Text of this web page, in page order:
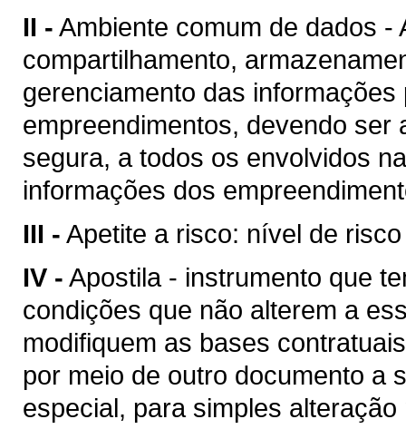
II - Ambiente comum de dados
compartilhamento,
gerenciamento das
empreendimentos, devendo
segura, a todos os envolvidos
informações dos
III - Apetite a risco: nível de
IV - Apostila - instrumento que
condições que não alterem a
modifiquem as bases
por meio de outro documento a
especial, para simples